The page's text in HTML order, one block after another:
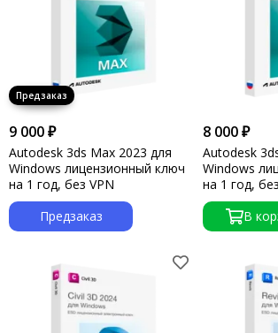
9 000 ₽
Autodesk 3ds Max 2023 для
Windows лицензионный ключ
на 1 год, без VPN
Предзаказ
8 000 ₽
Autodesk
Windows
на 1 год,
В